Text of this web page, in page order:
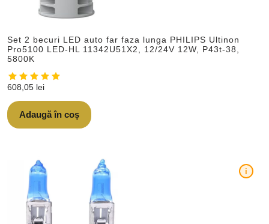
Set 2 becuri LED auto far faza lunga PHILIPS Ultinon
Pro5100 LED-HL 11342U51X2, 12/24V 12W, P43t-38,
5800K
608,05 lei
Adaugă în coș
i